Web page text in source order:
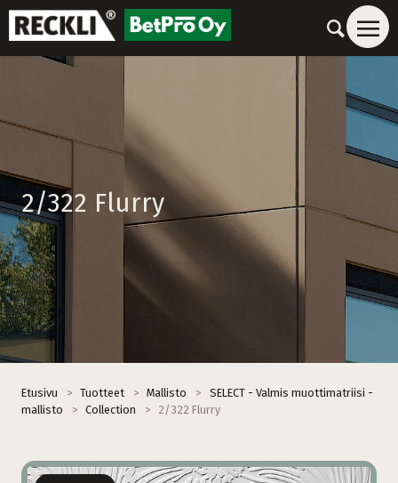
2/322 Flurry
Etusivu > Tuotteet > Mallisto >
SELECT - Valmis muottimatriisi -
mallisto
> Collection > 2/322 Flurry